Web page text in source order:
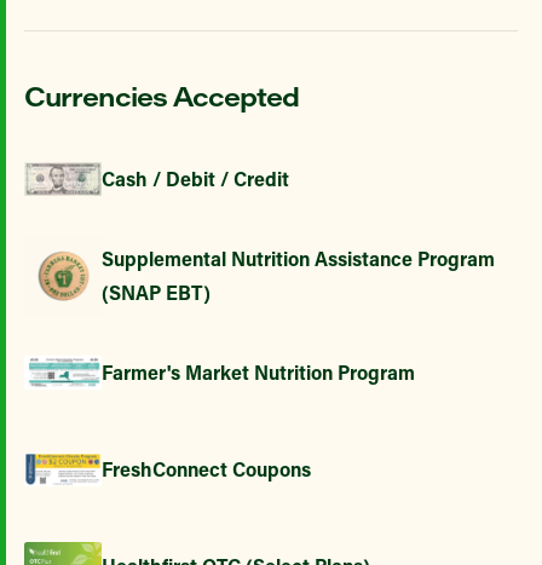
Currencies Accepted
Cash / Debit / Credit
Supplemental Nutrition Assistance Program
(SNAP EBT)
Farmer's Market Nutrition Program
FreshConnect Coupons